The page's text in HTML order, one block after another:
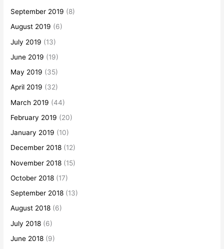
September 2019 (8)
August 2019 (6)
July 2019 (13)
June 2019 (19)
May 2019 (35)
April 2019 (32)
March 2019 (44)
February 2019 (20)
January 2019 (10)
December 2018 (12)
November 2018 (15)
October 2018 (17)
September 2018 (13)
August 2018 (6)
July 2018 (6)
June 2018 (9)